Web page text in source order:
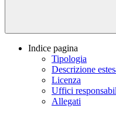
Indice pagina
Tipologia
Descrizione
Licenza
Uffici
Allegati